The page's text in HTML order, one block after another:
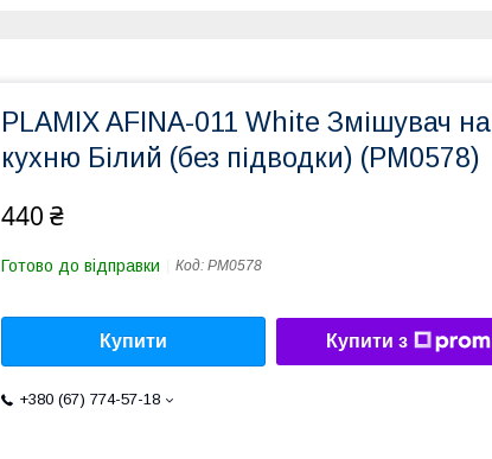
PLAMIX AFINA-011 White Змішувач на
кухню Білий (без підводки) (PM0578)
440 ₴
Готово до відправки Код: PM0578
Купити Купити з
+380 (67) 774-57-18